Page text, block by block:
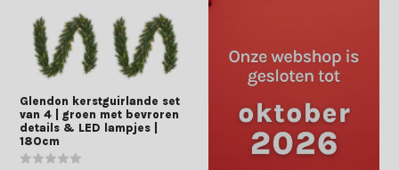
Glendon kerstguirlande set
van 4 | groen met bevroren
details & LED lampjes |
180cm